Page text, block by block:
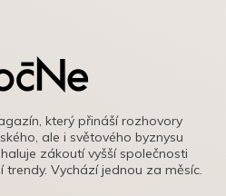
který přináší rozhovory
ale i světového byznysu
zákoutí vyšší společnosti
Vychází jednou za měsíc.